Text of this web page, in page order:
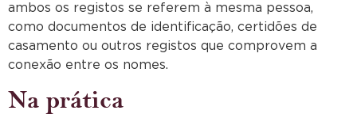
ambos os registos se referem à mesma pessoa,
como documentos de identificação, certidões de
casamento ou outros registos que comprovem a
conexão entre os nomes.
Na prática